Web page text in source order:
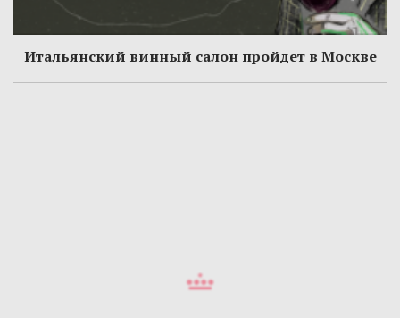
Итальянский винный салон пройдет в Москве